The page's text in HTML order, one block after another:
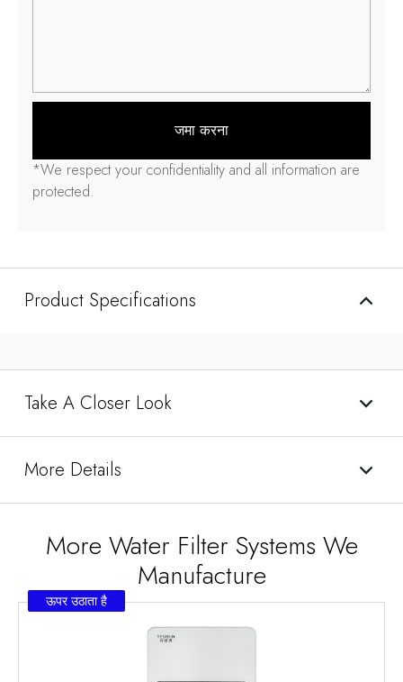
जमा करना
*We respect your confidentiality and all information are
protected.
Product Specifications
Take A Closer Look
More Details
More Water Filter Systems We
Manufacture
ऊपर उठाता है